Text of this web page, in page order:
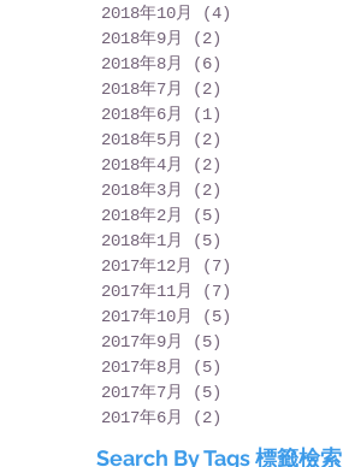
2018年10月
(4)
2018年9月
(2)
2018年8月
(6)
2018年7月
(2)
2018年6月
(1)
2018年5月
(2)
2018年4月
(2)
2018年3月
(2)
2018年2月
(5)
2018年1月
(5)
2017年12月
(7)
2017年11月
(7)
2017年10月
(5)
2017年9月
(5)
2017年8月
(5)
2017年7月
(5)
2017年6月
(2)
Search By Tags 標籤檢索